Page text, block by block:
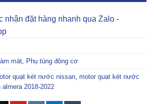
nhận đặt hàng nhanh qua Zalo -
mát, Phụ tùng động cơ
quạt két nước nissan, motor quạt két nước
almera 2018-2022